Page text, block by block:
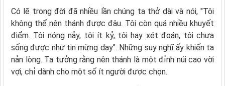
Có lẽ trong đời đã nhiều lần chúng ta thở dài và nói, "Tôi
không thể nên thánh được đâu. Tôi còn quá nhiều khuyết
điểm. Tôi nóng nảy, tôi ít kỷ, tôi hay xét đoán, tôi chưa
sống được như tin mừng dạy". Những suy nghĩ ấy khiến ta
nản lòng. Ta tưởng rằng nên thánh là một đỉnh núi cao vời
vợi, chỉ dành cho một số ít người được chọn.